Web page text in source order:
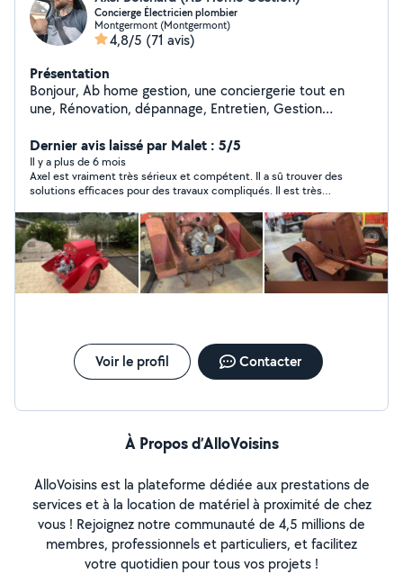
Concierge Électricien plombier
Montgermont (Montgermont)
4,8/5 (71 avis)
Présentation
Bonjour, Ab home gestion, une conciergerie tout en
une, Rénovation, dépannage, Entretien, Gestion
Disponible pour toute intervention urgente, ou travaux
programmer
Dernier avis laissé par Malet : 5/5
Il y a plus de 6 mois
Axel est vraiment très sérieux et compétent. Il a sû trouver des
solutions efficaces pour des travaux compliqués. Il est très
Voir le profil Contacter
À Propos d’AlloVoisins
AlloVoisins est la plateforme dédiée aux prestations de
services et à la location de matériel à proximité de chez
vous ! Rejoignez notre communauté de 4,5 millions de
membres, professionnels et particuliers, et facilitez
votre quotidien pour tous vos projets !